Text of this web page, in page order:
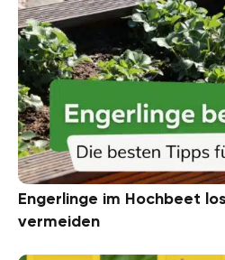
Engerlinge im Hochbeet
vermeiden